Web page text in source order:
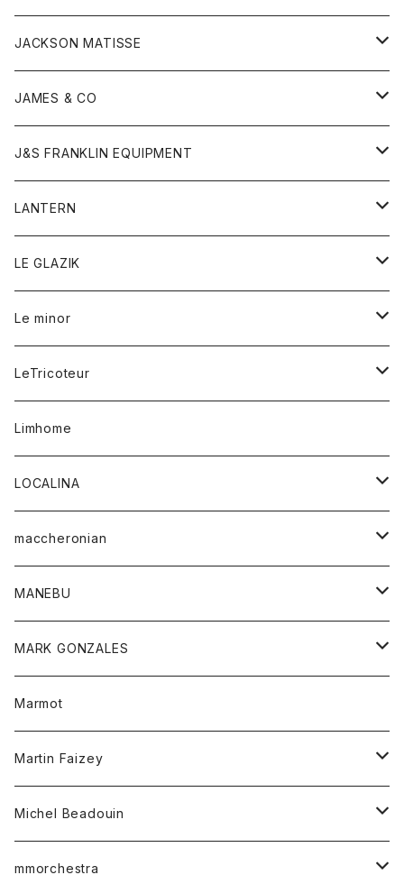
フリース
ストール
マフラー
リング
Tシャツ
グッズ
アンダーウェア
靴
バンダナ
トップス
カーディガン
ジャケット
タンクトップ
Tシャツ
ベスト
ポロシャツ
ロングスリーブTシャツ
ボトム
オーバーオール
ショートパンツ
レディース
アウター
カーディガン
セーター
チュニック
コート
Tシャツ
ロンパース
グッズ
靴
ストール
トップス
カットソー
シャツ
ボトム
オーバーオール
ショートパンツ
レディース
オーバーオール
シャツ
ワンピース
ワンピース
ワンピース
バック
キッズ
トレーナー
トップス
Gジャケット
スウェット
帽子
JACKSON MATISSE
Tシャツ
帽子
JAMES & CO
ボトム
J&S FRANKLIN EQUIPMENT
アウター
LANTERN
アウター
Tシャツ
LE GLAZIK
レディース
コート
シャツ
ワンピース
Tシャツ
Le minor
ボトム
スカート
パンツ
レディース
アウター
カットソー
トップス
シャツ
LeTricoteur
カーディガン
Limhome
LOCALINA
ロングスリーブテーシャツ
maccheronian
靴
MANEBU
靴
MARK GONZALES
トップス
Tシャツ
Marmot
Martin Faizey
ベルト
Michel Beadouin
トップス
mmorchestra